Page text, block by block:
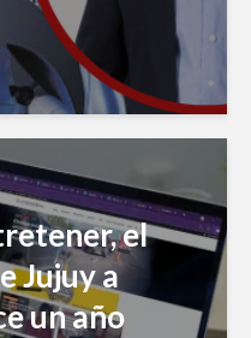
el
Jujuy a
un año